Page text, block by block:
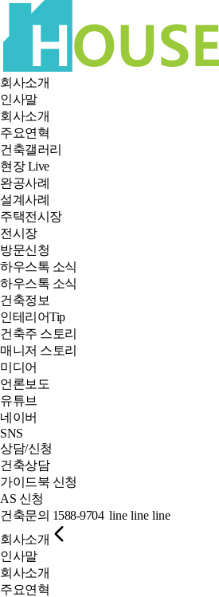
회사소개
인사말
회사소개
주요연혁
건축갤러리
현장 Live
완공사례
설계사례
주택전시장
전시장
방문신청
하우스톡 소식
하우스톡 소식
건축정보
인테리어Tip
건축주 스토리
매니저 스토리
미디어
언론보도
유튜브
네이버
SNS
상담/신청
건축상담
가이드북 신청
AS 신청
건축문의 1588-9704 line line line
회사소개
인사말
회사소개
주요연혁